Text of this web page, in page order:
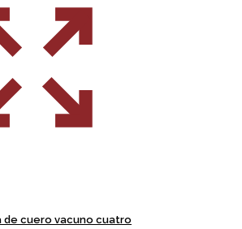
de cuero vacuno cuatro